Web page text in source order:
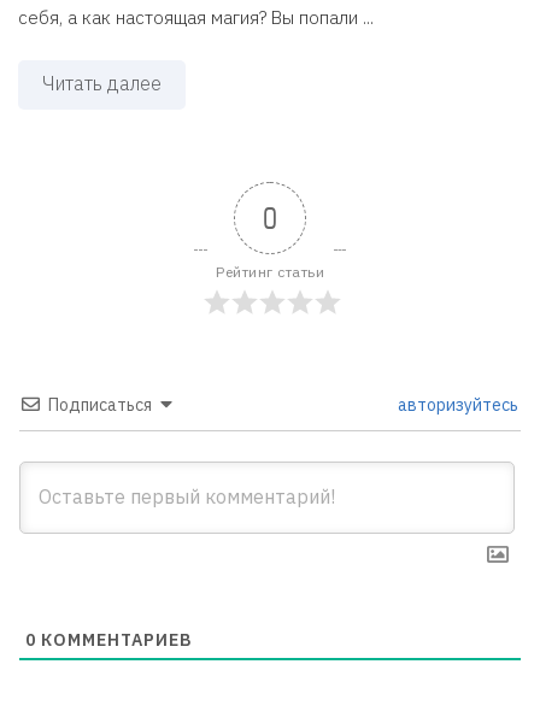
себя, а как настоящая магия? Вы попали ...
Читать далее
0
Рейтинг статьи
Подписаться авторизуйтесь
0 КОММЕНТАРИЕВ